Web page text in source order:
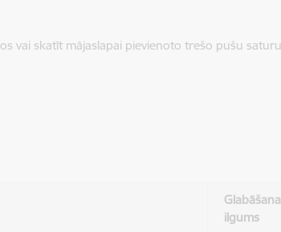
vai skatīt mājaslapai pievienoto trešo pušu
ilgums